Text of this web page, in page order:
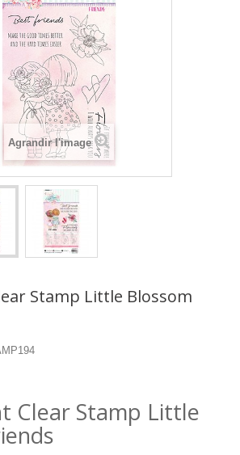
Agrandir l'image
Stamp Little Blossom
Clear Stamp Little